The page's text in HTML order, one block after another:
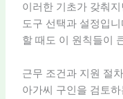
이러한 기초가 갖춰
도구 선택과 설정입
할 때도 이 원칙들이
근무 조건과 지원 절차
아가씨 구인을 검토